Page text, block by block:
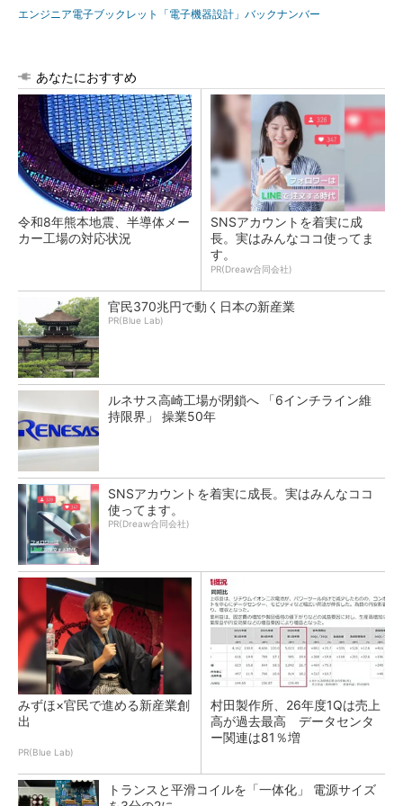
エンジニア電子ブックレット「電子機器設計」バックナンバー
あなたにおすすめ
令和8年熊本地震、半導体メー
カー工場の対応状況
SNSアカウントを着実に成
長。実はみんなココ使ってま
す。
PR(Dreaw合同会社)
官民370兆円で動く日本の新産業
PR(Blue Lab)
ルネサス高崎工場が閉鎖へ 「6インチライン維
持限界」 操業50年
SNSアカウントを着実に成長。実はみんなココ
使ってます。
PR(Dreaw合同会社)
みずほ×官民で進める新産業創
出
PR(Blue Lab)
村田製作所、26年度1Qは売上
高が過去最高 データセンタ
ー関連は81％増
トランスと平滑コイルを「一体化」 電源サイズ